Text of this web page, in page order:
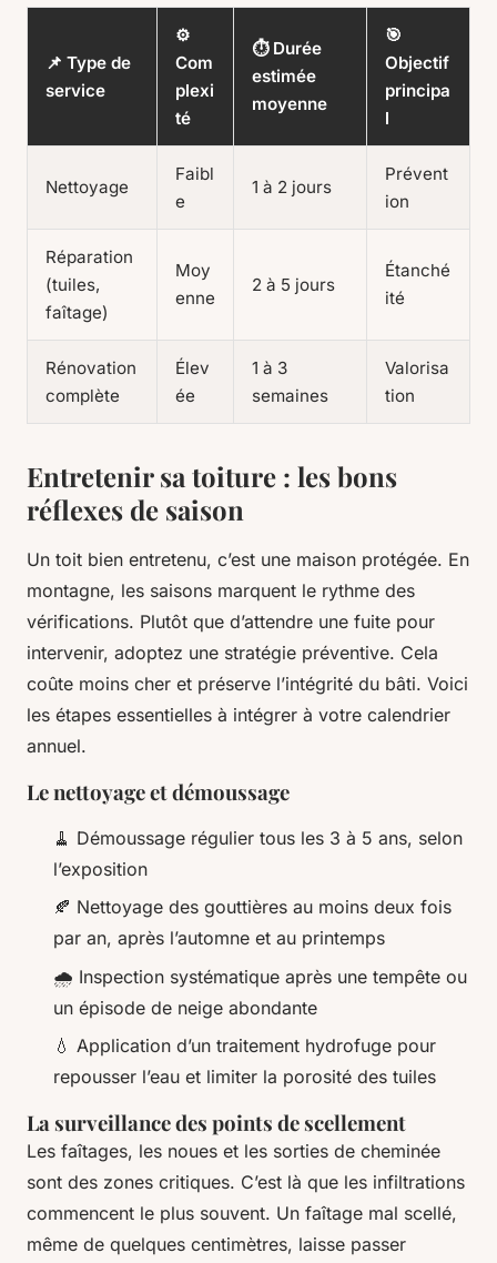
📌 Type de
service
⚙️
Com
plexi
té
⏱️ Durée
estimée
moyenne
🎯
Objectif
principa
l
Nettoyage
Faibl
e
1 à 2 jours
Prévent
ion
Réparation
(tuiles,
faîtage)
Moy
enne
2 à 5 jours
Étanché
ité
Rénovation
complète
Élev
ée
1 à 3
semaines
Valorisa
tion
Entretenir sa toiture : les bons
réflexes de saison
Un toit bien entretenu, c’est une maison protégée. En
montagne, les saisons marquent le rythme des
vérifications. Plutôt que d’attendre une fuite pour
intervenir, adoptez une stratégie préventive. Cela
coûte moins cher et préserve l’intégrité du bâti. Voici
les étapes essentielles à intégrer à votre calendrier
annuel.
Le nettoyage et démoussage
🧹 Démoussage régulier tous les 3 à 5 ans, selon
l’exposition
🍂 Nettoyage des gouttières au moins deux fois
par an, après l’automne et au printemps
🌧️ Inspection systématique après une tempête ou
un épisode de neige abondante
💧 Application d’un traitement hydrofuge pour
repousser l’eau et limiter la porosité des tuiles
La surveillance des points de scellement
Les faîtages, les noues et les sorties de cheminée
sont des zones critiques. C’est là que les infiltrations
commencent le plus souvent. Un faîtage mal scellé,
même de quelques centimètres, laisse passer